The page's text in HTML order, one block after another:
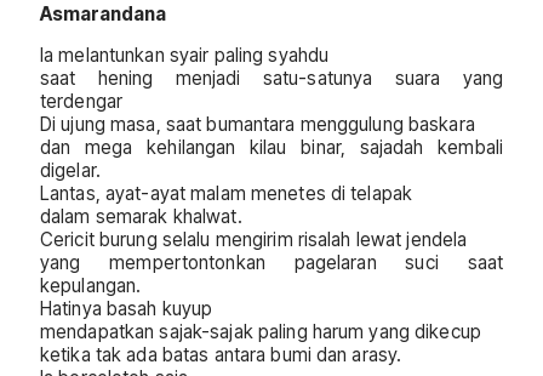
Asmarandana
Ia melantunkan syair paling syahdu
saat hening menjadi satu-satunya suara yang
terdengar
Di ujung masa, saat bumantara menggulung baskara
dan mega kehilangan kilau binar, sajadah kembali
digelar.
Lantas, ayat-ayat malam menetes di telapak
dalam semarak khalwat.
Cericit burung selalu mengirim risalah lewat jendela
yang mempertontonkan pagelaran suci saat
kepulangan.
Hatinya basah kuyup
mendapatkan sajak-sajak paling harum yang dikecup
ketika tak ada batas antara bumi dan arasy.